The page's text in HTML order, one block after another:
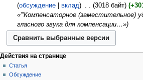
обсуждение
вклад 3018 байт
«'''Компенсаторное (заместительное)
гласного звука для компенсации…»
Действия на странице
Статья
Обсуждение